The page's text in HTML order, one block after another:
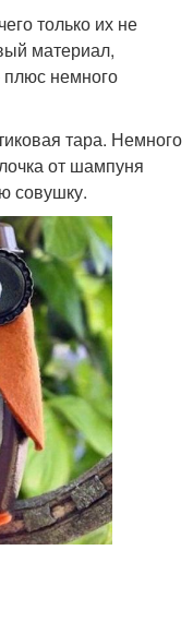
только их не
материал,
плюс немного
тара. Немного
от шампуня
совушку.